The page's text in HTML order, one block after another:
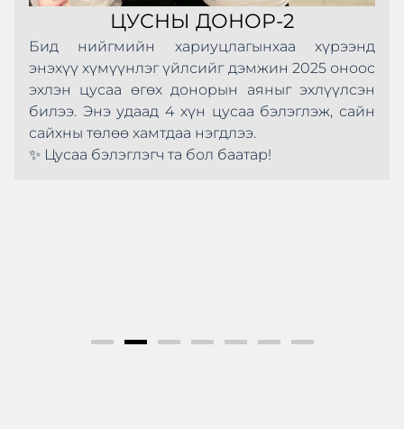
ЦУСНЫ ДОНОР-2
Бид нийгмийн хариуцлагынхаа хүрээнд
энэхүү хүмүүнлэг үйлсийг дэмжин 2025 оноос
эхлэн цусаа өгөх донорын аяныг эхлүүлсэн
билээ. Энэ удаад 4 хүн цусаа бэлэглэж, сайн
сайхны төлөө хамтдаа нэгдлээ.
✨ Цусаа бэлэглэгч та бол баатар!